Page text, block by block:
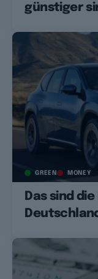
günstiger
GREEN MONEY
Das sind